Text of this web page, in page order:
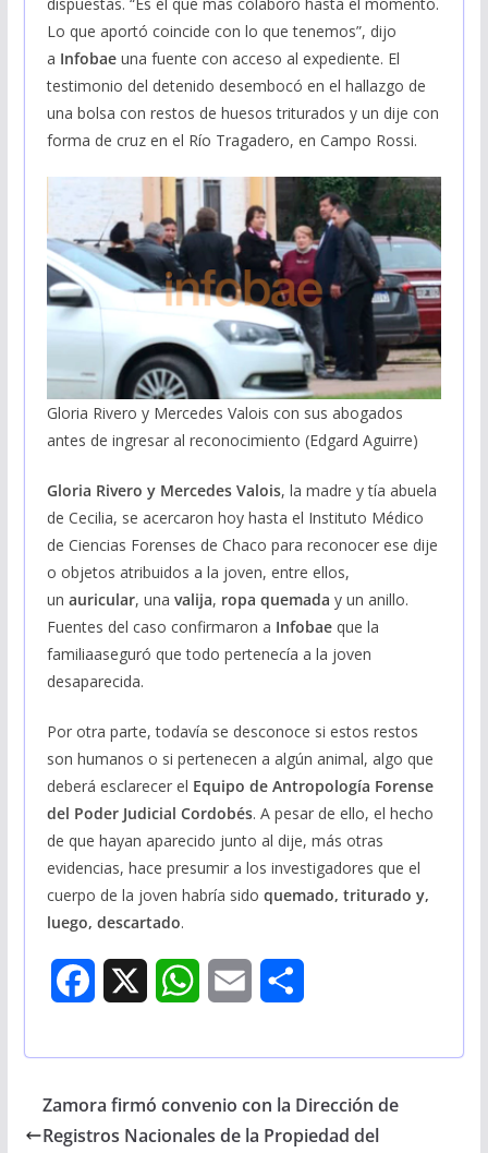
dispuestas. “Es el que más colaboró hasta el momento.
Lo que aportó coincide con lo que tenemos”, dijo
a Infobae una fuente con acceso al expediente. El
testimonio del detenido desembocó en el hallazgo de
una bolsa con restos de huesos triturados y un dije con
forma de cruz en el Río Tragadero, en Campo Rossi.
Gloria Rivero y Mercedes Valois con sus abogados
antes de ingresar al reconocimiento (Edgard Aguirre)
Gloria Rivero y Mercedes Valois, la madre y tía abuela
de Cecilia, se acercaron hoy hasta el Instituto Médico
de Ciencias Forenses de Chaco para reconocer ese dije
o objetos atribuidos a la joven, entre ellos,
un auricular, una valija, ropa quemada y un anillo.
Fuentes del caso confirmaron a Infobae que la
familiaaseguró que todo pertenecía a la joven
desaparecida.
Por otra parte, todavía se desconoce si estos restos
son humanos o si pertenecen a algún animal, algo que
deberá esclarecer el Equipo de Antropología Forense
del Poder Judicial Cordobés. A pesar de ello, el hecho
de que hayan aparecido junto al dije, más otras
evidencias, hace presumir a los investigadores que el
cuerpo de la joven habría sido quemado, triturado y,
luego, descartado.
e
W
t
i
r
Zamora firmó convenio con la Dirección de
Registros Nacionales de la Propiedad del